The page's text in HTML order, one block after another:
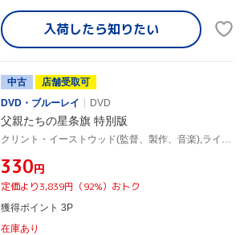
入荷したら知りたい
中古
店舗受取可
DVD・ブルーレイ
DVD
父親たちの星条旗 特別版
¥330円
定価より3,839円（92%）おトク
獲得ポイント 3P
在庫あり